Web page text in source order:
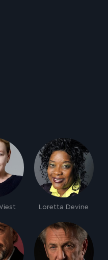
Loretta Devine